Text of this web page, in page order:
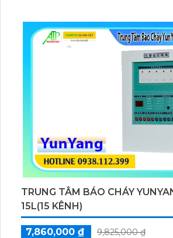
thị phụ, giúp giám sát và xử lý sự cố
TRUNG TÂM BÁO CHÁY
15L(15 KÊNH)
7,860,000 ₫
9,825,000 ₫